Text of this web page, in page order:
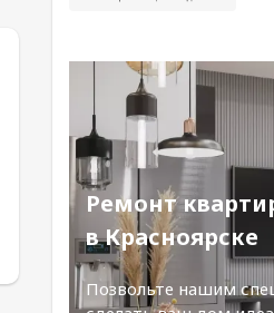
Ремонт
в Красноярске
Позвольте нашим